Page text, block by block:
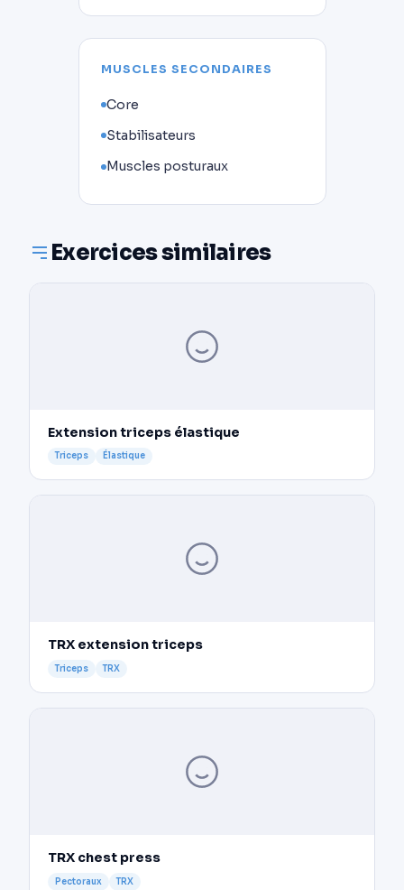
MUSCLES SECONDAIRES
Core
Stabilisateurs
Muscles posturaux
Exercices similaires
Extension triceps élastique
Triceps Élastique
TRX extension triceps
Triceps TRX
TRX chest press
Pectoraux TRX